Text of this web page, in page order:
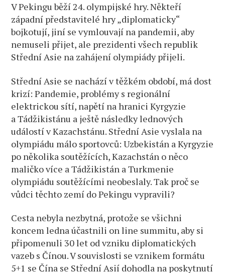
V Pekingu běží 24. olympijské hry. Někteří
západní představitelé hry „diplomaticky“
bojkotují, jiní se vymlouvají na pandemii, aby
nemuseli přijet, ale prezidenti všech republik
Střední Asie na zahájení olympiády přijeli.
Střední Asie se nachází v těžkém období, má dost
krizí: Pandemie, problémy s regionální
elektrickou sítí, napětí na hranici Kyrgyzie
a Tádžikistánu a ještě následky lednových
událostí v Kazachstánu. Střední Asie vyslala na
olympiádu málo sportovců: Uzbekistán a Kyrgyzie
po několika soutěžících, Kazachstán o něco
maličko více a Tádžikistán a Turkmenie
olympiádu soutěžícími neobeslaly. Tak proč se
vůdci těchto zemí do Pekingu vypravili?
Cesta nebyla nezbytná, protože se všichni
koncem ledna účastnili on line summitu, aby si
připomenuli 30 let od vzniku diplomatických
vazeb s Čínou. V souvislosti se vznikem formátu
5+1 se Čína se Střední Asií dohodla na poskytnutí